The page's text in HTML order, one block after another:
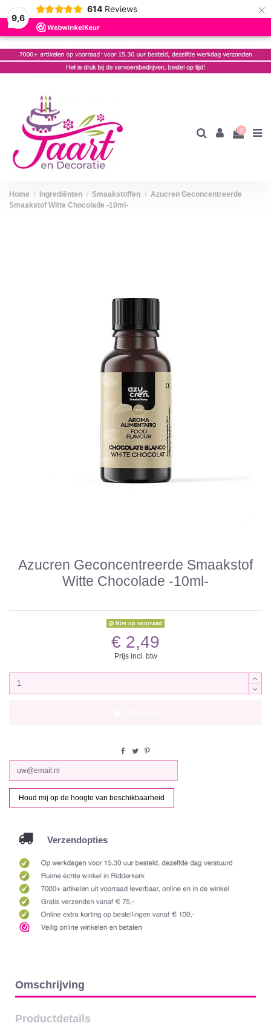
9,6
614 Reviews ×
0
Home Ingrediënten Smaakstoffen
Azucren Geconcentreerde
Smaakstof Witte Chocolade -10ml-
Azucren Geconcentreerde Smaakstof
Witte Chocolade -10ml-
Niet op voorraad
€ 2,49
Prijs incl. btw
Verzendopties
Omschrijving
Productdetails